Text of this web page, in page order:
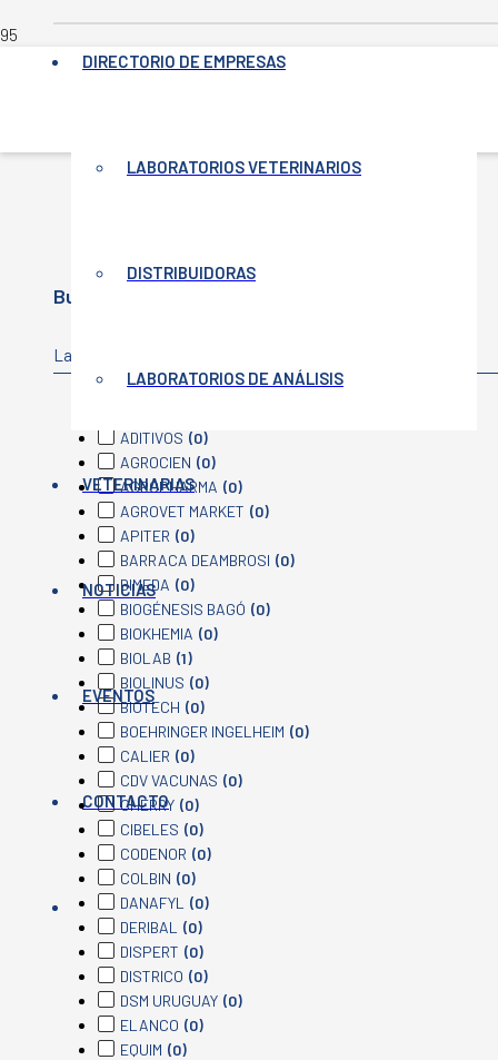
DIRECTORIO DE EMPRESAS
LABORATORIOS VETERINARIOS
DISTRIBUIDORAS
LABORATORIOS DE ANÁLISIS
VETERINARIAS
NOTICIAS
EVENTOS
CONTACTO
INICIO
Buscar producto
Laboratorio
ADITIVOS (0)
AGROCIEN (0)
AGROPHARMA (0)
AGROVET MARKET (0)
APITER (0)
BARRACA DEAMBROSI (0)
BIMEDA (0)
BIOGÉNESIS BAGÓ (0)
BIOKHEMIA (0)
BIOLAB (1)
BIOLINUS (0)
BIOTECH (0)
BOEHRINGER INGELHEIM (0)
CALIER (0)
CDV VACUNAS (0)
CHERRY (0)
CIBELES (0)
CODENOR (0)
COLBIN (0)
DANAFYL
(0)
DERIBAL
(0)
DISPERT (0)
DISTRICO (0)
DSM URUGUAY (0)
ELANCO (0)
EQUIM (0)